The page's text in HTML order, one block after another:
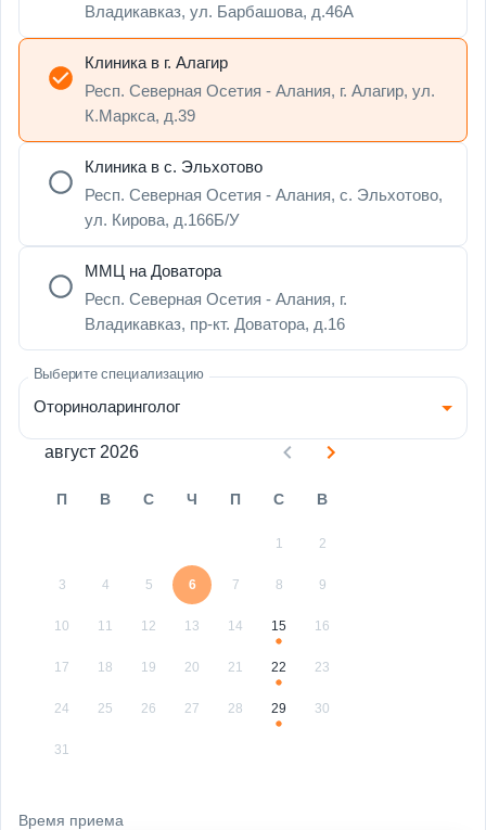
Владикавказ, ул. Барбашова, д.46А
Клиника в г. Алагир
Респ. Северная Осетия - Алания, г. Алагир, ул.
К.Маркса, д.39
Клиника в с. Эльхотово
Респ. Северная Осетия - Алания, с. Эльхотово,
ул. Кирова, д.166Б/У
ММЦ на Доватора
Респ. Северная Осетия - Алания, г.
Владикавказ, пр-кт. Доватора, д.16
Выберите специализацию
Оториноларинголог
август 2026
П В С Ч П С В
1 2
3 4 5 6 7 8 9
10 11 12 13 14 15 16
17 18 19 20 21 22 23
24 25 26 27 28 29 30
31
Время приема